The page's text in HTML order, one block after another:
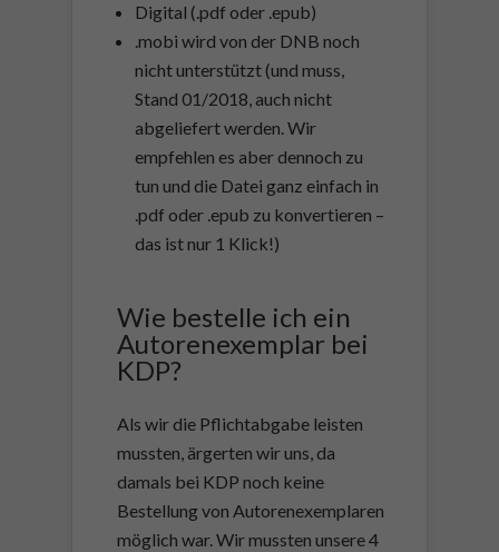
Digital (.pdf oder .epub)
.mobi wird von der DNB noch
nicht unterstützt (und muss,
Stand 01/2018, auch nicht
abgeliefert werden. Wir
empfehlen es aber dennoch zu
tun und die Datei ganz einfach in
.pdf oder .epub zu konvertieren –
das ist nur 1 Klick!)
Wie bestelle ich ein
Autorenexemplar bei
KDP?
Als wir die Pflichtabgabe leisten
mussten, ärgerten wir uns, da
damals bei KDP noch keine
Bestellung von Autorenexemplaren
möglich war. Wir mussten unsere 4